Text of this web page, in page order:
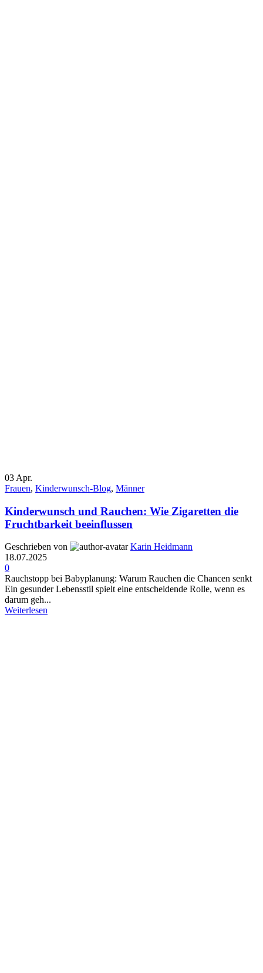
03 Apr.
Frauen, Kinderwunsch-Blog, Männer
Kinderwunsch und Rauchen: Wie Zigaretten die
Fruchtbarkeit beeinflussen
Geschrieben von
Karin Heidmann
18.07.2025
0
Rauchstopp bei Babyplanung: Warum Rauchen die Chancen senkt
Ein gesunder Lebensstil spielt eine entscheidende Rolle, wenn es
darum geh...
Weiterlesen